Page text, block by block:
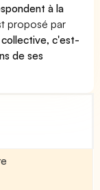
à la
proposé par
collective, c'est-
de ses